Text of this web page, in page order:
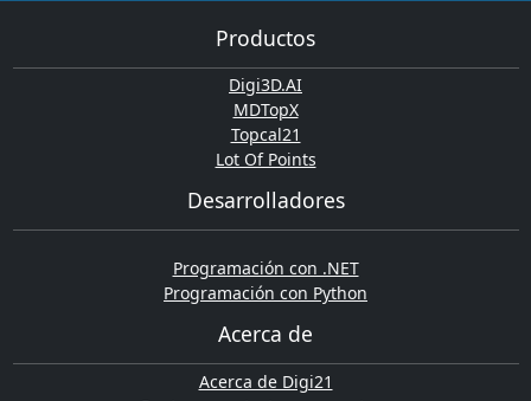
Productos
Digi3D.AI
MDTopX
Topcal21
Lot Of Points
Desarrolladores
Programación con .NET
Programación con Python
Acerca de
Acerca de Digi21